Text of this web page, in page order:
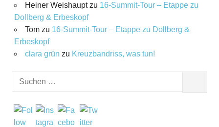
Heiner Weishauptzu 16‑Summit‑Tour – Etappe zu
Dollberg & Erbeskopf
Tomzu 16‑Summit‑Tour – Etappe zu Dollberg &
Erbeskopf
clara grün zu Kreuzbandriss, was tun!
Suchen